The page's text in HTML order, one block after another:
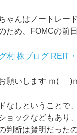
ゃんはノートレー
ため、FOMCの前
願いします ｍ(_ _)
なしということで
ョックなどもあり
判断は賢明だったの